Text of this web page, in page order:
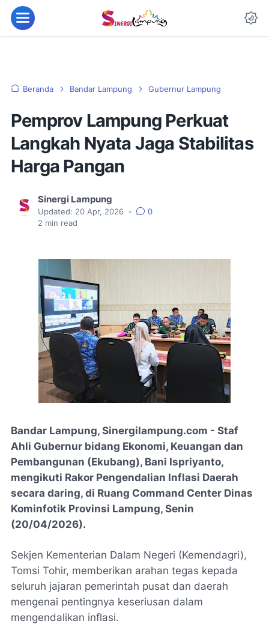
Beranda Bandar Lampung Gubernur Lampung
Pemprov Lampung Perkuat
Langkah Nyata Jaga Stabilitas
Harga Pangan
Sinergi Lampung
Updated: 20 Apr, 2026 •
0
2 min read
Bandar Lampung, Sinergilampung.com - Staf
Ahli Gubernur bidang Ekonomi, Keuangan dan
Pembangunan (Ekubang), Bani Ispriyanto,
mengikuti Rakor Pengendalian Inflasi Daerah
secara daring, di Ruang Command Center Dinas
Kominfotik Provinsi Lampung, Senin
(20/04/2026).
Sekjen Kementerian Dalam Negeri (Kemendagri),
Tomsi Tohir, memberikan arahan tegas kepada
seluruh jajaran pemerintah pusat dan daerah
mengenai pentingnya keseriusan dalam
mengendalikan inflasi.